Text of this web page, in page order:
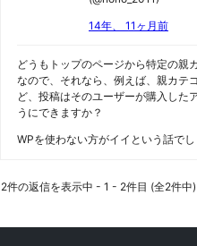
14年、 11ヶ月前
どうもトップのページから特定の親
なので、それなら、例えば、親カテ
ど、投稿はそのユーザーが購入した
うにできますか？
WPを使わない方がイイという話でし
2件の返信を表示中 - 1 - 2件目 (全2件中)